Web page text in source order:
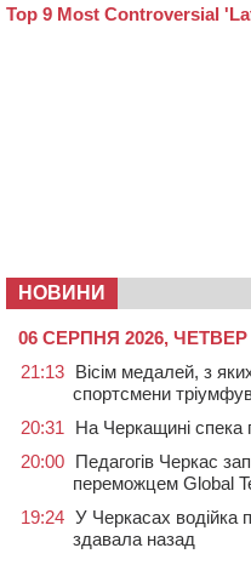
НОВИНИ
06 СЕРПНЯ 2026, ЧЕТВЕР
21:13 Вісім медалей, з
спортсмени
20:31
На Черкащині
20:00 Педагогів Черкас
переможцем Global
19:24 У Черкасах водійка
здавала назад